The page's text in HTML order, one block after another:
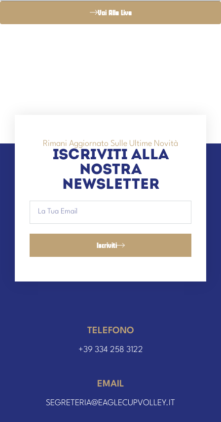
Vai Alle Live
Rimani Aggiornato Sulle Ultime Novità
ISCRIVITI ALLA
NOSTRA
NEWSLETTER
Iscriviti
TELEFONO
+39 334 258 3122
EMAIL
SEGRETERIA@EAGLECUPVOLLEY.IT